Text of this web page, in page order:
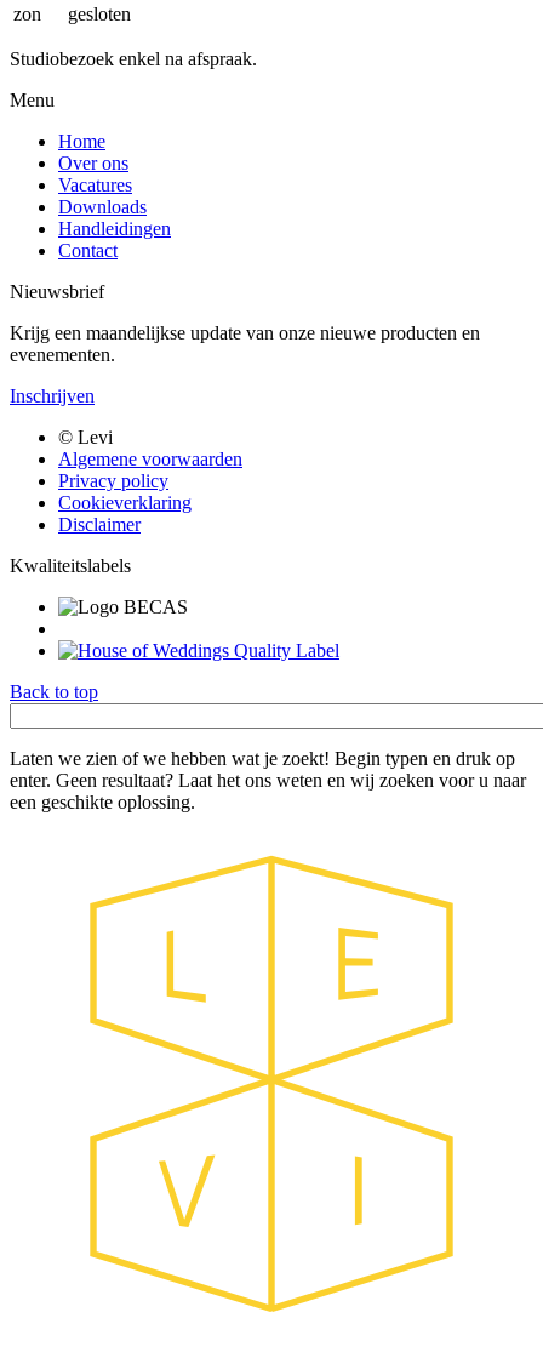
zon
gesloten
Studiobezoek enkel na afspraak.
Menu
Home
Over ons
Vacatures
Downloads
Handleidingen
Contact
Nieuwsbrief
Krijg een maandelijkse update van onze nieuwe producten en
evenementen.
Inschrijven
Bottom
menu
© Levi
Algemene voorwaarden
Privacy policy
Cookieverklaring
Disclaimer
Kwaliteitslabels
Back to top
Laten we zien of we hebben wat je zoekt! Begin typen en druk op
enter. Geen resultaat? Laat het ons weten en wij zoeken voor u naar
een geschikte oplossing.